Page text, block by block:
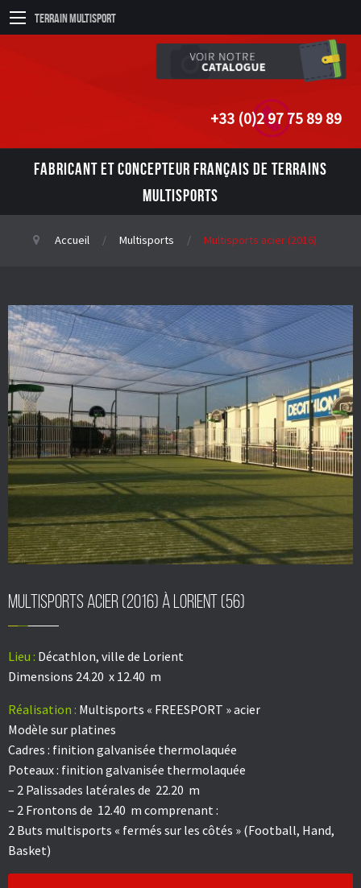
Terrain Multisport
+33 (0)2 97 75 89 89
FABRICANT ET CONCEPTEUR FRANÇAIS DE TERRAINS
MULTISPORTS
Accueil Multisports Multisports acier (2016)
Multisports acier (2016) à Lorient (56)
Lieu : Décathlon, ville de Lorient
Dimensions 24.20 x 12.40 m
Réalisation : Multisports « FREESPORT » acier
Modèle sur platines
Cadres : finition galvanisée thermolaquée
Poteaux : finition galvanisée thermolaquée
– 2 Palissades latérales de 22.20 m
– 2 Frontons de 12.40 m comprenant :
2 Buts multisports « fermés sur les côtés » (Football, Hand,
Basket)